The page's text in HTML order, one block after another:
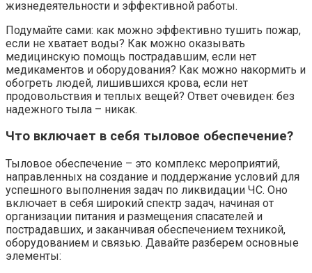
жизнедеятельности и эффективной работы.
Подумайте сами: как можно эффективно тушить пожар,
если не хватает воды? Как можно оказывать
медицинскую помощь пострадавшим, если нет
медикаментов и оборудования? Как можно накормить и
обогреть людей, лишившихся крова, если нет
продовольствия и теплых вещей? Ответ очевиден: без
надежного тыла – никак.
Что включает в себя тыловое обеспечение?
Тыловое обеспечение – это комплекс мероприятий,
направленных на создание и поддержание условий для
успешного выполнения задач по ликвидации ЧС. Оно
включает в себя широкий спектр задач, начиная от
организации питания и размещения спасателей и
пострадавших, и заканчивая обеспечением техникой,
оборудованием и связью. Давайте разберем основные
элементы: